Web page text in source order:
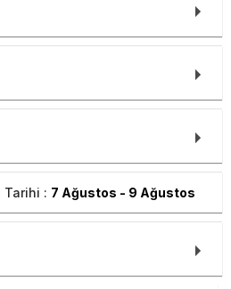
Tarihi : 7 Ağustos - 9 Ağustos